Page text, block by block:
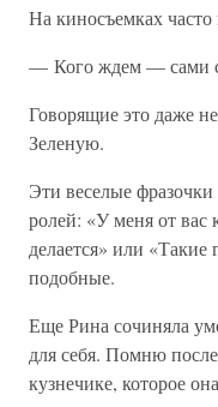
На киносъемках
— Кого ждем — сами
Говорящие это даже
Зеленую.
Эти веселые
ролей: «У меня от вас
делается» или «Такие
подобные.
Еще Рина сочиняла
для себя. Помню
кузнечике, которое